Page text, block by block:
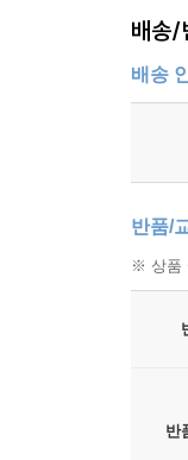
배송/
배송
반품/
※ 상품
반